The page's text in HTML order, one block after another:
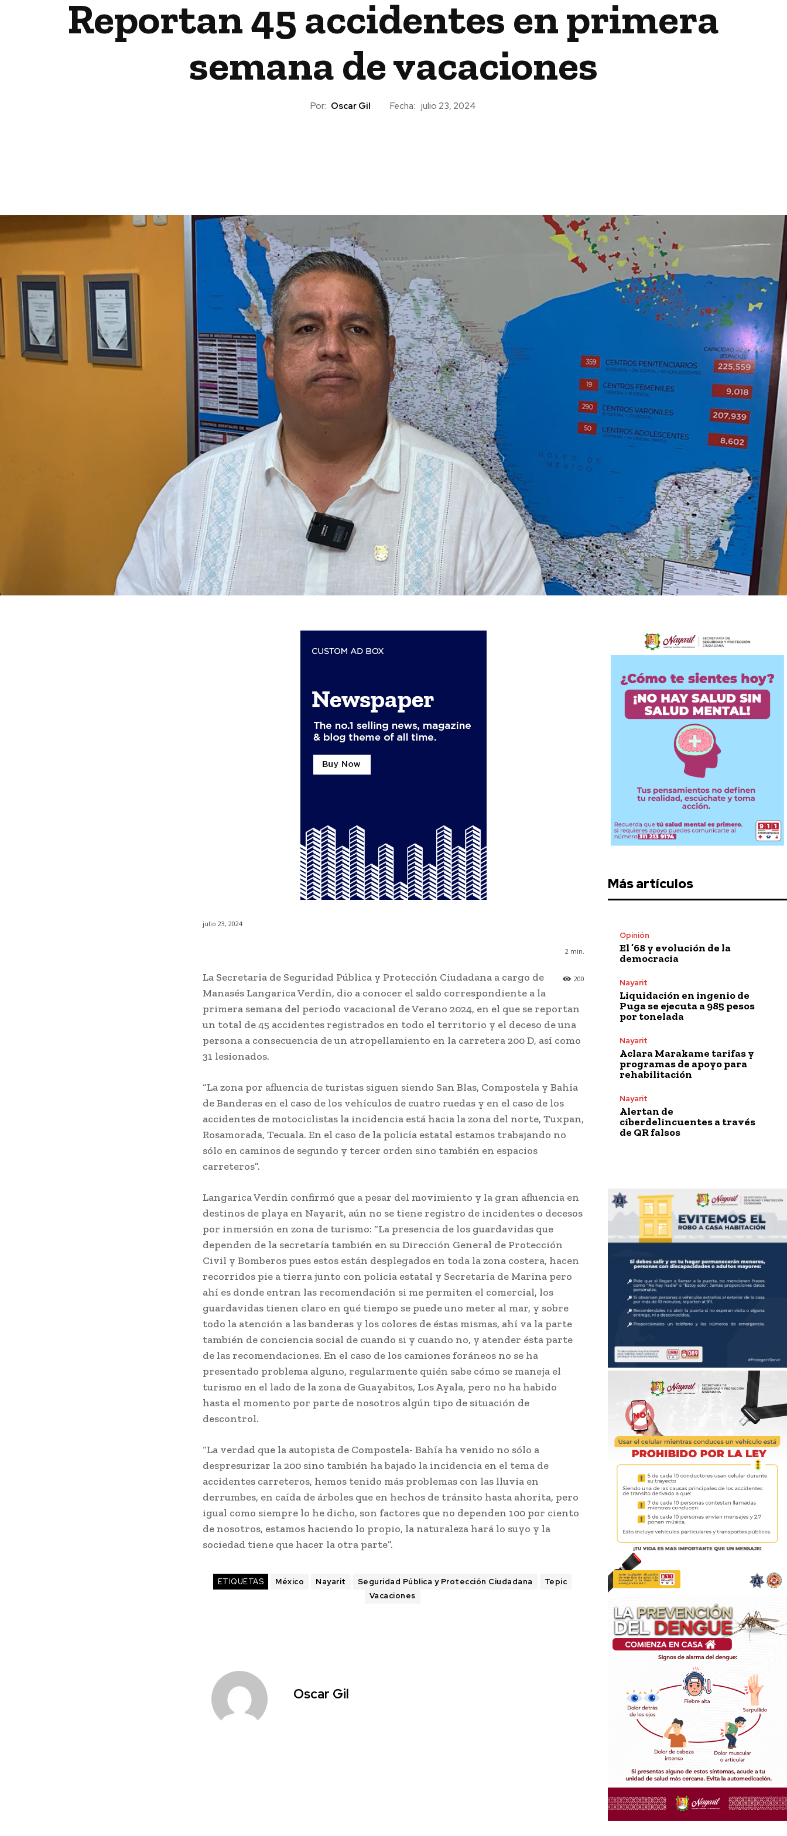
Reportan 45 accidentes en primera
semana de vacaciones
Por: Oscar Gil Fecha: julio 23, 2024
julio 23, 2024
2 min.
200
La Secretaría de Seguridad Pública y Protección Ciudadana a cargo de
Manasés Langarica Verdín, dio a conocer el saldo correspondiente a la
primera semana del periodo vacacional de Verano 2024, en el que se reportan
un total de 45 accidentes registrados en todo el territorio y el deceso de una
persona a consecuencia de un atropellamiento en la carretera 200 D, así como
31 lesionados.
“La zona por afluencia de turistas siguen siendo San Blas, Compostela y Bahía
de Banderas en el caso de los vehículos de cuatro ruedas y en el caso de los
accidentes de motociclistas la incidencia está hacia la zona del norte, Tuxpan,
Rosamorada, Tecuala. En el caso de la policía estatal estamos trabajando no
sólo en caminos de segundo y tercer orden sino también en espacios
carreteros”.
Langarica Verdín confirmó que a pesar del movimiento y la gran afluencia en
destinos de playa en Nayarit, aún no se tiene registro de incidentes o decesos
por inmersión en zona de turismo: “La presencia de los guardavidas que
dependen de la secretaría también en su Dirección General de Protección
Civil y Bomberos pues estos están desplegados en toda la zona costera, hacen
recorridos pie a tierra junto con policía estatal y Secretaría de Marina pero
ahí es donde entran las recomendación si me permiten el comercial, los
guardavidas tienen claro en qué tiempo se puede uno meter al mar, y sobre
todo la atención a las banderas y los colores de éstas mismas, ahí va la parte
también de conciencia social de cuando si y cuando no, y atender ésta parte
de las recomendaciones. En el caso de los camiones foráneos no se ha
presentado problema alguno, regularmente quién sabe cómo se maneja el
turismo en el lado de la zona de Guayabitos, Los Ayala, pero no ha habido
hasta el momento por parte de nosotros algún tipo de situación de
descontrol.
“La verdad que la autopista de Compostela- Bahía ha venido no sólo a
despresurizar la 200 sino también ha bajado la incidencia en el tema de
accidentes carreteros, hemos tenido más problemas con las lluvia en
derrumbes, en caída de árboles que en hechos de tránsito hasta ahorita, pero
igual como siempre lo he dicho, son factores que no dependen 100 por ciento
de nosotros, estamos haciendo lo propio, la naturaleza hará lo suyo y la
sociedad tiene que hacer la otra parte”.
ETIQUETAS México Nayarit Seguridad Pública y Protección Ciudadana
Tepic
Vacaciones
Oscar Gil
Más artículos
Opinión
El ’68 y evolución de la
democracia
Nayarit
Liquidación en ingenio de
Puga se ejecuta a 985 pesos
por tonelada
Nayarit
Aclara Marakame tarifas y
programas de apoyo para
rehabilitación
Nayarit
Alertan de
ciberdelincuentes a través
de QR falsos